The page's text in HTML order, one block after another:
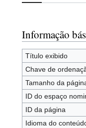
Informação
Título exibido
Chave de
Tamanho da
ID do espaço
ID da página
Idioma do